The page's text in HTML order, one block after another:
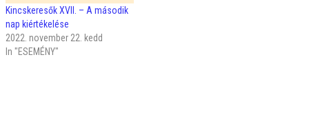
Kincskeresők XVII. – A második
nap kiértékelése
2022. november 22. kedd
In "ESEMÉNY"